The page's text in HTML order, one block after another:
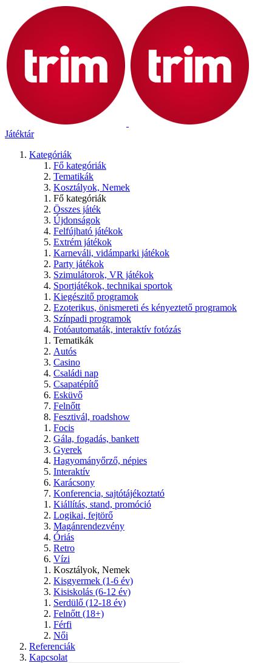
Játéktár
Kategóriák
Fő kategóriák
Tematikák
Kosztályok, Nemek
Fő kategóriák
Összes játék
Újdonságok
Felfújható játékok
Extrém játékok
Karneváli, vidámparki játékok
Party játékok
Szimulátorok, VR játékok
Sportjátékok, technikai sportok
Kiegészitő programok
Ezoterikus, önismereti és kényeztető programok
Színpadi programok
Fotóautomaták, interaktív fotózás
Tematikák
Autós
Casino
Családi nap
Csapatépítő
Esküvő
Felnőtt
Fesztivál, roadshow
Focis
Gála, fogadás, bankett
Gyerek
Hagyományőrző, népies
Interaktív
Karácsony
Konferencia, sajtótájékoztató
Kiállítás, stand, promóció
Logikai, fejtörő
Magánrendezvény
Óriás
Retro
Vízi
Kosztályok, Nemek
Kisgyermek (1-6 év)
Kisiskolás (6-12 év)
Serdülő (12-18 év)
Felnőtt (18+)
Férfi
Női
Referenciák
Kapcsolat